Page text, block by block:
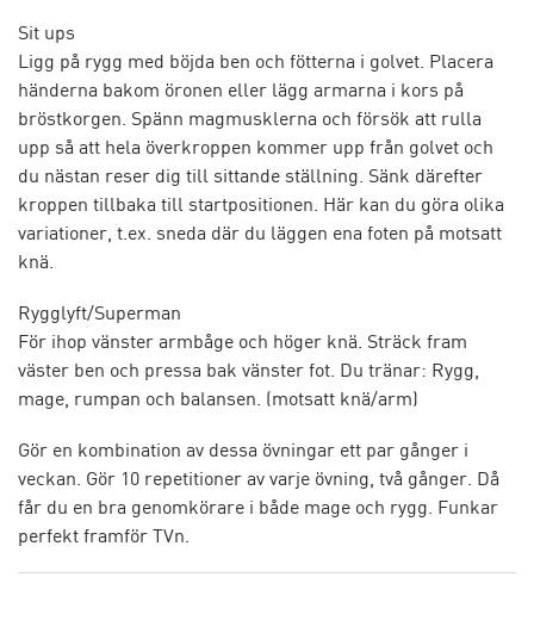
Sit ups
Ligg på rygg med böjda ben och fötterna i golvet. Placera
händerna bakom öronen eller lägg armarna i kors på
bröstkorgen. Spänn magmusklerna och försök att rulla
upp så att hela överkroppen kommer upp från golvet och
du nästan reser dig till sittande ställning. Sänk därefter
kroppen tillbaka till startpositionen. Här kan du göra olika
variationer, t.ex. sneda där du läggen ena foten på motsatt
knä.
Rygglyft/Superman
För ihop vänster armbåge och höger knä. Sträck fram
väster ben och pressa bak vänster fot. Du tränar: Rygg,
mage, rumpan och balansen. (motsatt knä/arm)
Gör en kombination av dessa övningar ett par gånger i
veckan. Gör 10 repetitioner av varje övning, två gånger. Då
får du en bra genomkörare i både mage och rygg. Funkar
perfekt framför TVn.